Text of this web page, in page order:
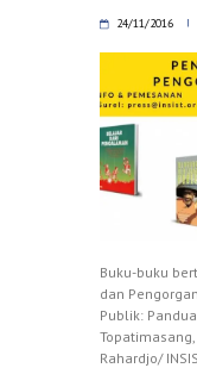
24/11/2016
Buku-buku
dan
Publik:
Rahardjo/